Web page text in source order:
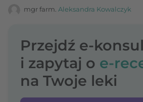
mgr farm. Aleksandra Kowalczyk
Przejdź e-
i zapytaj o e-
na Twoje leki